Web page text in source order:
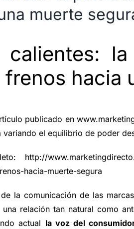
muerte
calientes:
hacia
publicado en
el equilibrio de poder
http://
hacia-muerte-segura
la comunicación de las
relación tan natural como
actual la voz del